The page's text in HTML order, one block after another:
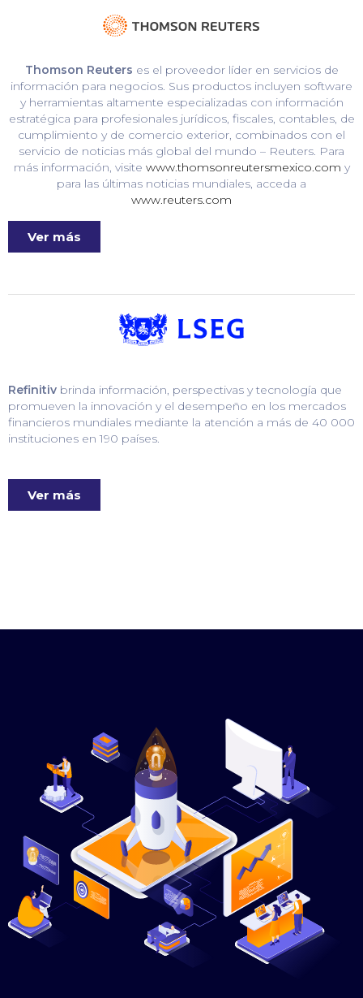
Thomson Reuters es el proveedor líder en servicios de
información para negocios. Sus productos incluyen software
y herramientas altamente especializadas con información
estratégica para profesionales jurídicos, fiscales, contables, de
cumplimiento y de comercio exterior, combinados con el
servicio de noticias más global del mundo – Reuters. Para
más información, visite www.thomsonreutersmexico.com y
para las últimas noticias mundiales, acceda a
www.reuters.com
Ver más
Refinitiv brinda información, perspectivas y tecnología que
promueven la innovación y el desempeño en los mercados
financieros mundiales mediante la atención a más de 40 000
instituciones en 190 países.
Ver más